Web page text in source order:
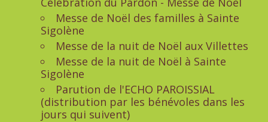
Messe de Noël des familles à Sainte
Sigolène
Messe de la nuit de Noël aux Villettes
Messe de la nuit de Noël à Sainte
Sigolène
Parution de l'ECHO PAROISSIAL
(distribution par les bénévoles dans les
jours qui suivent)